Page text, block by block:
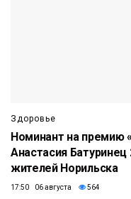
Здоровье
Номинант на премию
Анастасия
жителей Норильска
17:50 06 августа 564